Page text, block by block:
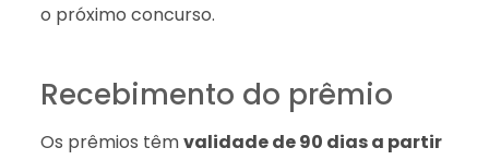
o próximo concurso.
Recebimento do prêmio
Os prêmios têmvalidade de 90 dias a partir